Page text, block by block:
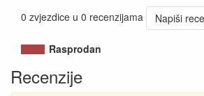
0 zvjezdice u 0 recenzijama
Napiši
Rasprodan
Recenzije